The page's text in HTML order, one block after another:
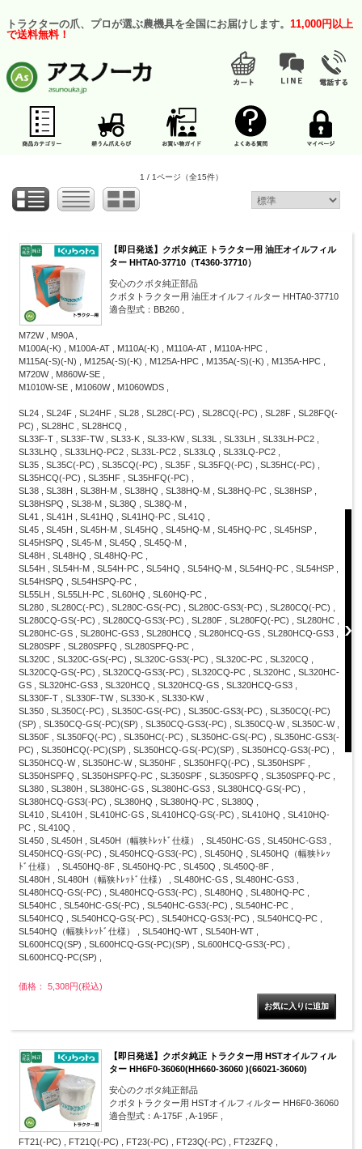
トラクターの爪、プロが選ぶ農機具を全国にお届けします。 11,000円以上
で送料無料！
1 / 1ページ （全15件）
【即日発送】クボタ純正 トラクター用 油圧オイルフィル
ター HHTA0-37710（T4360-37710）
安心のクボタ純正部品
クボタトラクター用 油圧オイルフィルター HHTA0-37710
適合型式：BB260 ,
M72W , M90A ,
M100A(-K) , M100A-AT , M110A(-K) , M110A-AT , M110A-HPC ,
M115A(-S)(-N) , M125A(-S)(-K) , M125A-HPC , M135A(-S)(-K) , M135A-HPC ,
M720W , M860W-SE ,
M1010W-SE , M1060W , M1060WDS ,
SL24 , SL24F , SL24HF , SL28 , SL28C(-PC) , SL28CQ(-PC) , SL28F , SL28FQ(-
PC) , SL28HC , SL28HCQ ,
SL33F-T , SL33F-TW , SL33-K , SL33-KW , SL33L , SL33LH , SL33LH-PC2 ,
SL33LHQ , SL33LHQ-PC2 , SL33L-PC2 , SL33LQ , SL33LQ-PC2 ,
SL35 , SL35C(-PC) , SL35CQ(-PC) , SL35F , SL35FQ(-PC) , SL35HC(-PC) ,
SL35HCQ(-PC) , SL35HF , SL35HFQ(-PC) ,
SL38 , SL38H , SL38H-M , SL38HQ , SL38HQ-M , SL38HQ-PC , SL38HSP ,
SL38HSPQ , SL38-M , SL38Q , SL38Q-M ,
SL41 , SL41H , SL41HQ , SL41HQ-PC , SL41Q ,
SL45 , SL45H , SL45H-M , SL45HQ , SL45HQ-M , SL45HQ-PC , SL45HSP ,
SL45HSPQ , SL45-M , SL45Q , SL45Q-M ,
SL48H , SL48HQ , SL48HQ-PC ,
SL54H , SL54H-M , SL54H-PC , SL54HQ , SL54HQ-M , SL54HQ-PC , SL54HSP ,
SL54HSPQ , SL54HSPQ-PC ,
SL55LH , SL55LH-PC , SL60HQ , SL60HQ-PC ,
SL280 , SL280C(-PC) , SL280C-GS(-PC) , SL280C-GS3(-PC) , SL280CQ(-PC) ,
SL280CQ-GS(-PC) , SL280CQ-GS3(-PC) , SL280F , SL280FQ(-PC) , SL280HC ,
SL280HC-GS , SL280HC-GS3 , SL280HCQ , SL280HCQ-GS , SL280HCQ-GS3 ,
SL280SPF , SL280SPFQ , SL280SPFQ-PC ,
SL320C , SL320C-GS(-PC) , SL320C-GS3(-PC) , SL320C-PC , SL320CQ ,
SL320CQ-GS(-PC) , SL320CQ-GS3(-PC) , SL320CQ-PC , SL320HC , SL320HC-
GS , SL320HC-GS3 , SL320HCQ , SL320HCQ-GS , SL320HCQ-GS3 ,
SL330F-T , SL330F-TW , SL330-K , SL330-KW ,
SL350 , SL350C(-PC) , SL350C-GS(-PC) , SL350C-GS3(-PC) , SL350CQ(-PC)
(SP) , SL350CQ-GS(-PC)(SP) , SL350CQ-GS3(-PC) , SL350CQ-W , SL350C-W ,
SL350F , SL350FQ(-PC) , SL350HC(-PC) , SL350HC-GS(-PC) , SL350HC-GS3(-
PC) , SL350HCQ(-PC)(SP) , SL350HCQ-GS(-PC)(SP) , SL350HCQ-GS3(-PC) ,
SL350HCQ-W , SL350HC-W , SL350HF , SL350HFQ(-PC) , SL350HSPF ,
SL350HSPFQ , SL350HSPFQ-PC , SL350SPF , SL350SPFQ , SL350SPFQ-PC ,
SL380 , SL380H , SL380HC-GS , SL380HC-GS3 , SL380HCQ-GS(-PC) ,
SL380HCQ-GS3(-PC) , SL380HQ , SL380HQ-PC , SL380Q ,
SL410 , SL410H , SL410HC-GS , SL410HCQ-GS(-PC) , SL410HQ , SL410HQ-
PC , SL410Q ,
SL450 , SL450H , SL450H（幅狭ﾄﾚｯﾄﾞ仕様） , SL450HC-GS , SL450HC-GS3 ,
SL450HCQ-GS(-PC) , SL450HCQ-GS3(-PC) , SL450HQ , SL450HQ（幅狭ﾄﾚｯ
ﾄﾞ仕様） , SL450HQ-8F , SL450HQ-PC , SL450Q , SL450Q-8F ,
SL480H , SL480H（幅狭ﾄﾚｯﾄﾞ仕様） , SL480HC-GS , SL480HC-GS3 ,
SL480HCQ-GS(-PC) , SL480HCQ-GS3(-PC) , SL480HQ , SL480HQ-PC ,
SL540HC , SL540HC-GS(-PC) , SL540HC-GS3(-PC) , SL540HC-PC ,
SL540HCQ , SL540HCQ-GS(-PC) , SL540HCQ-GS3(-PC) , SL540HCQ-PC ,
SL540HQ（幅狭ﾄﾚｯﾄﾞ仕様） , SL540HQ-WT , SL540H-WT ,
SL600HCQ(SP) , SL600HCQ-GS(-PC)(SP) , SL600HCQ-GS3(-PC) ,
SL600HCQ-PC(SP) ,
価格： 5,308円(税込)
【即日発送】クボタ純正 トラクター用 HSTオイルフィル
ター HH6F0-36060(HH660-36060 )(66021-36060)
安心のクボタ純正部品
クボタトラクター用 HSTオイルフィルター HH6F0-36060
適合型式：A-175F , A-195F ,
FT21(-PC) , FT21Q(-PC) , FT23(-PC) , FT23Q(-PC) , FT23ZFQ ,